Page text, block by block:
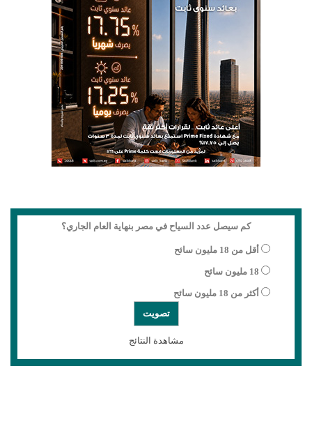
كم سيصل عدد السياح في مصر بنهاية العام الجاري؟
أقل من 18 مليون سائح
18 مليون سائح
أكثر من 18 مليون سائح
مشاهدة النتائج